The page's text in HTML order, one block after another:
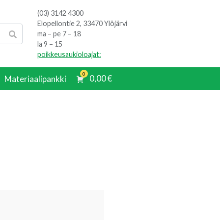
(03) 3142 4300
Elopellontie 2, 33470 Ylöjärvi
ma – pe 7 – 18
la 9 – 15
poikkeusaukioloajat:
Materiaalipankki 0 0,00€